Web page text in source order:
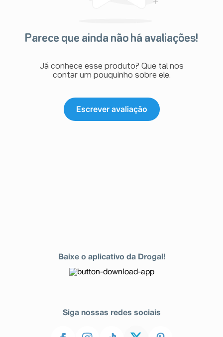
Cutânea Associada à Eosinofilia e Sintomas Sistêmicos
ou síndrome de hipersensibilidade medicamentosa)
medicamento?”).
Distúrbios do sangue e sistema linfático
Anemia aplástica (doença onde a medula óssea produz
glóbulos brancos e plaquetas), agranulocitose
(diminuição do número de granulócitos – tipos de
glóbulos brancos - no sangue, em consequência de um
distúrbio na medula óssea) e pancitopenia (redução de
Parece que ainda não há avaliações!
Já conhece esse produto? Que tal nos
contar um pouquinho sobre ele.
Escrever avaliação
Baixe o aplicativo da Drogal!
Siga nossas redes sociais